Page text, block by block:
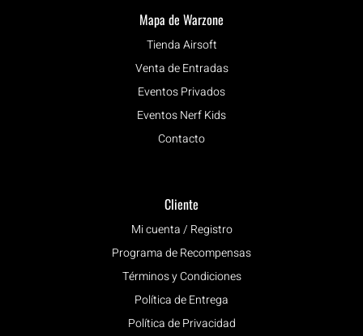
Mapa de Warzone
Tienda Airsoft
Venta de Entradas
Eventos Privados
Eventos Nerf Kids
Contacto
Cliente
Mi cuenta / Registro
Programa de Recompensas
Términos y Condiciones
Política de Entrega
Política de Privacidad